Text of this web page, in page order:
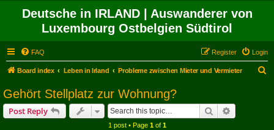
Deutsche in IRLAND | Auswanderer von
Luxembourg Ostbelgien Südtirol
FAQ Login
Register
Board index Leben in Irland Probleme zwischen Mieter und Vermieter
Gehört Stellplatz zur Wohnung?
Post Reply Search
1 post • Page 1of 1